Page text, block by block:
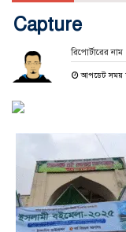
Capture
রিপোর্টারের নাম
আপডেট সময়